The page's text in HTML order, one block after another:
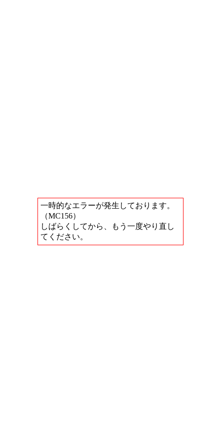
一時的なエラーが発生しております。
（MC156）
しばらくしてから、もう一度やり直し
てください。